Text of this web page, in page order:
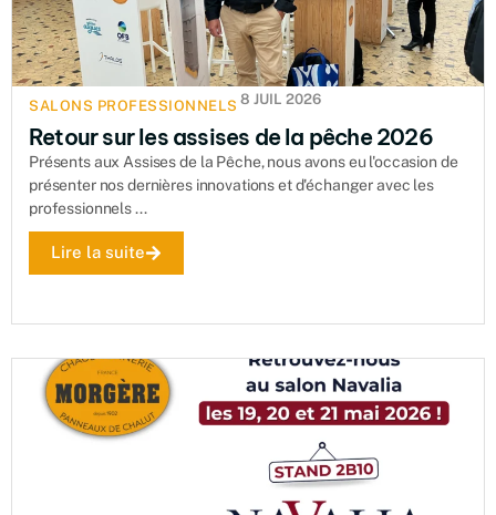
SALONS PROFESSIONNELS 8 JUIL 2026
Retour sur les assises de la pêche 2026
Présents aux Assises de la Pêche, nous avons eu l'occasion de
présenter nos dernières innovations et d'échanger avec les
professionnels ...
Lire la suite